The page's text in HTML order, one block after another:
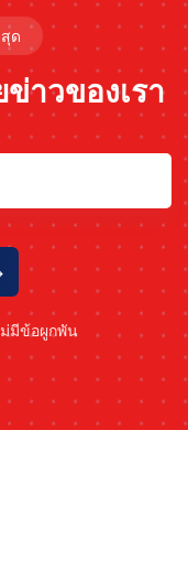
ด
าวของเรา
มีข้อผูกพัน